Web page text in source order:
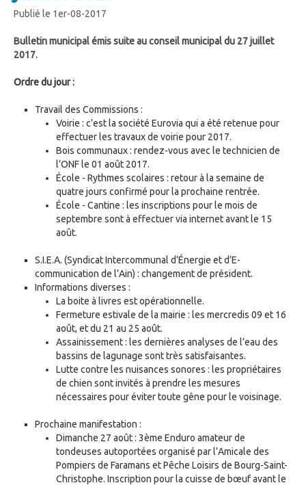
Publié le 1er-08-2017
Bulletin municipal émis suite au conseil municipal du 27 juillet
2017.
Ordre du jour :
Travail des Commissions :
Voirie : c’est la société Eurovia qui a été retenue pour
effectuer les travaux de voirie pour 2017.
Bois communaux : rendez-vous avec le technicien de
l’ONF le 01 août 2017.
École - Rythmes scolaires : retour à la semaine de
quatre jours confirmé pour la prochaine rentrée.
École - Cantine : les inscriptions pour le mois de
septembre sont à effectuer via internet avant le 15
août.
S.I.E.A. (Syndicat Intercommunal d’Énergie et d’E-
communication de l’Ain) : changement de président.
Informations diverses :
La boite à livres est opérationnelle.
Fermeture estivale de la mairie : les mercredis 09 et 16
août, et du 21 au 25 août.
Assainissement : les dernières analyses de l’eau des
bassins de lagunage sont très satisfaisantes.
Lutte contre les nuisances sonores : les propriétaires
de chien sont invités à prendre les mesures
nécessaires pour éviter toute gêne pour le voisinage.
Prochaine manifestation :
Dimanche 27 août : 3ème Enduro amateur de
tondeuses autoportées organisé par l’Amicale des
Pompiers de Faramans et Pêche Loisirs de Bourg-Saint-
Christophe. Inscription pour la cuisse de bœuf avant le